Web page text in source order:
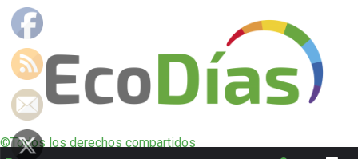
©Todos los derechos compartidos